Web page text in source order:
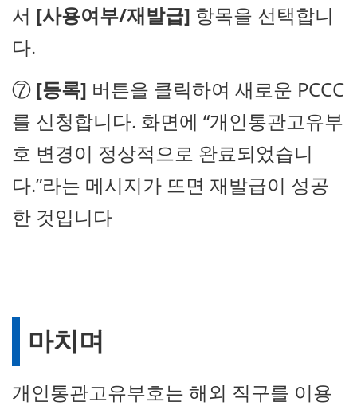
서 [사용여부/재발급] 항목을 선택합니
다.
⑦ [등록] 버튼을 클릭하여 새로운 PCCC
를 신청합니다. 화면에 “개인통관고유부
호 변경이 정상적으로 완료되었습니
다.”라는 메시지가 뜨면 재발급이 성공
한 것입니다
마치며
개인통관고유부호는 해외 직구를 이용